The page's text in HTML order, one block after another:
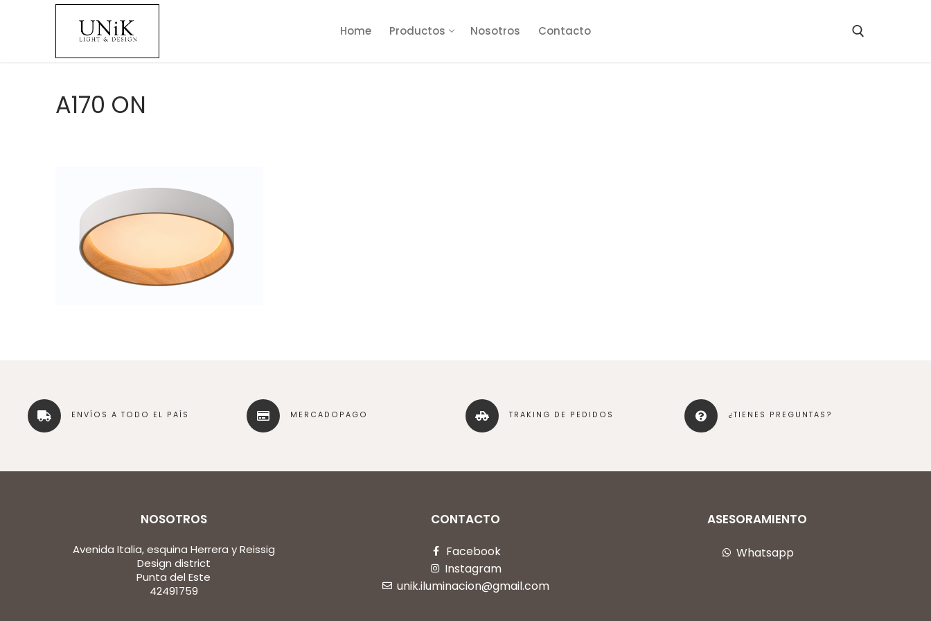
Home Productos Nosotros Contacto
A170 ON
ENVÍOS A TODO EL PAÍS MERCADOPAGO TRAKING DE PEDIDOS ¿TIENES PREGUNTAS?
NOSOTROS
Avenida Italia, esquina Herrera y Reissig
Design district
Punta del Este
42491759
CONTACTO
Facebook
Instagram
unik.iluminacion@gmail.com
ASESORAMIENTO
Whatsapp